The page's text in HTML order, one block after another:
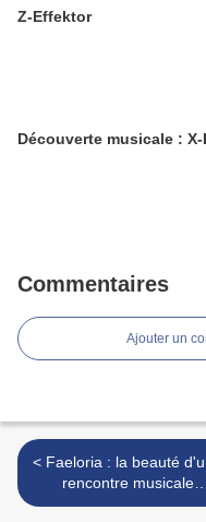
Z-Effektor
Découverte musicale : X-
Commentaires
Ajouter un
< Faeloria : la beauté d'une
rencontre musicale
inattendue